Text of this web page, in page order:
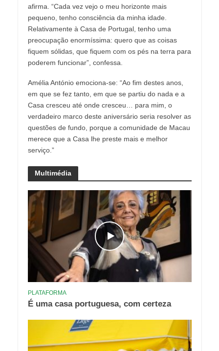
afirma. “Cada vez vejo o meu horizonte mais
pequeno, tenho consciência da minha idade.
Relativamente à Casa de Portugal, tenho uma
preocupação enormíssima: quero que as coisas
fiquem sólidas, que fiquem com os pés na terra para
poderem funcionar”, confessa.
Amélia António emociona-se: “Ao fim destes anos,
em que se fez tanto, em que se partiu do nada e a
Casa cresceu até onde cresceu… para mim, o
verdadeiro marco deste aniversário seria resolver as
questões de fundo, porque a comunidade de Macau
merece que a Casa lhe preste mais e melhor
serviço.”
Multimédia
PLATAFORMA
É uma casa portuguesa, com certeza